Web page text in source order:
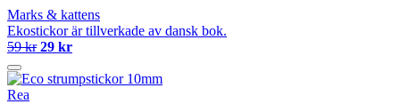
Marks & kattens
Ekostickor är tillverkade av dansk bok.
59 kr 29 kr
Rea